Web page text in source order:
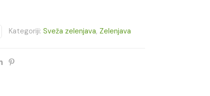
Kategoriji: Sveža zelenjava, Zelenjava